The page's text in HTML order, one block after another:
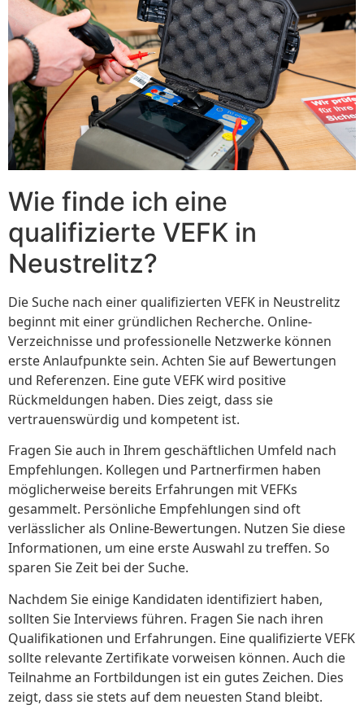
Wie finde ich eine
qualifizierte VEFK in
Neustrelitz?
Die Suche nach einer qualifizierten VEFK in Neustrelitz
beginnt mit einer gründlichen Recherche. Online-
Verzeichnisse und professionelle Netzwerke können
erste Anlaufpunkte sein. Achten Sie auf Bewertungen
und Referenzen. Eine gute VEFK wird positive
Rückmeldungen haben. Dies zeigt, dass sie
vertrauenswürdig und kompetent ist.
Fragen Sie auch in Ihrem geschäftlichen Umfeld nach
Empfehlungen. Kollegen und Partnerfirmen haben
möglicherweise bereits Erfahrungen mit VEFKs
gesammelt. Persönliche Empfehlungen sind oft
verlässlicher als Online-Bewertungen. Nutzen Sie diese
Informationen, um eine erste Auswahl zu treffen. So
sparen Sie Zeit bei der Suche.
Nachdem Sie einige Kandidaten identifiziert haben,
sollten Sie Interviews führen. Fragen Sie nach ihren
Qualifikationen und Erfahrungen. Eine qualifizierte VEFK
sollte relevante Zertifikate vorweisen können. Auch die
Teilnahme an Fortbildungen ist ein gutes Zeichen. Dies
zeigt, dass sie stets auf dem neuesten Stand bleibt.